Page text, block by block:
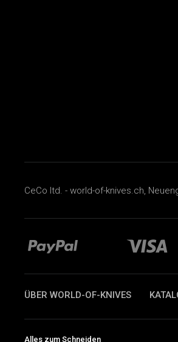
CeCo ltd. - world-of-knives.ch,
ÜBER WORLD-OF-KNIVES
Alles zum Schneiden